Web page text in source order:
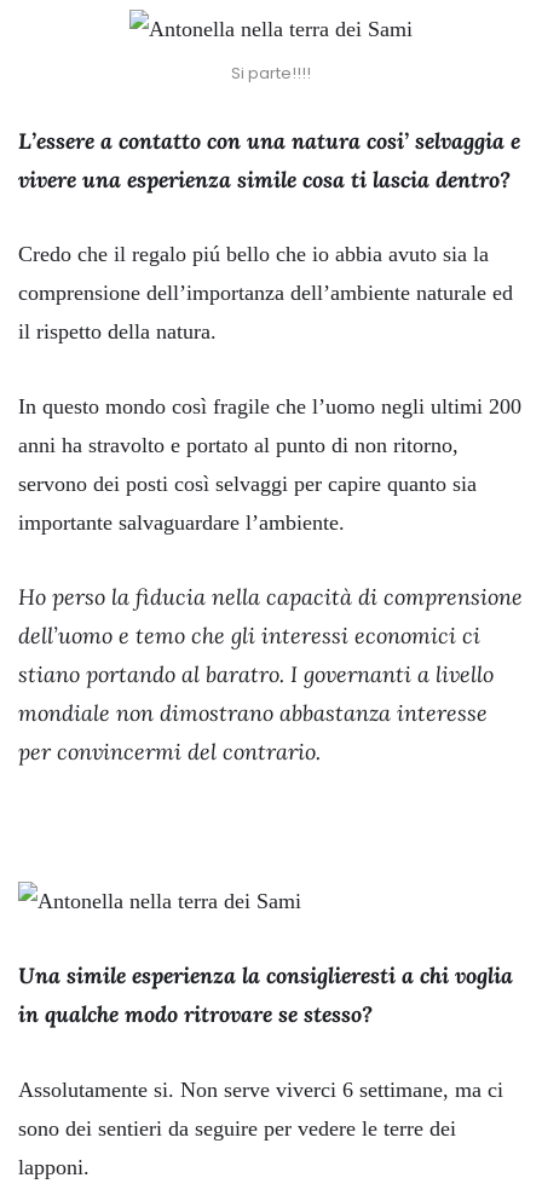
Si parte!!!!
L’essere a contatto con una natura cosi’ selvaggia e
vivere una esperienza simile cosa ti lascia dentro?
Credo che il regalo piú bello che io abbia avuto sia la
comprensione dell’importanza dell’ambiente naturale ed
il rispetto della natura.
In questo mondo così fragile che l’uomo negli ultimi 200
anni ha stravolto e portato al punto di non ritorno,
servono dei posti così selvaggi per capire quanto sia
importante salvaguardare l’ambiente.
Ho perso la fiducia nella capacità di comprensione
dell’uomo e temo che gli interessi economici ci
stiano portando al baratro. I governanti a livello
mondiale non dimostrano abbastanza interesse
per convincermi del contrario.
Una simile esperienza la consiglieresti a chi voglia
in qualche modo ritrovare se stesso?
Assolutamente si. Non serve viverci 6 settimane, ma ci
sono dei sentieri da seguire per vedere le terre dei
lapponi.